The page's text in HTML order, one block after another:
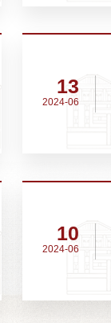
13
2024-06
10
2024-06